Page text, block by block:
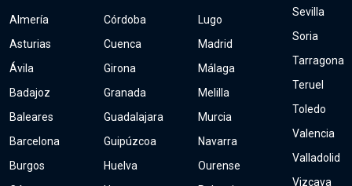
Almería
Asturias
Ávila
Badajoz
Baleares
Barcelona
Burgos
Córdoba
Cuenca
Girona
Granada
Guadalajara
Guipúzcoa
Huelva
Lugo
Madrid
Málaga
Melilla
Murcia
Navarra
Ourense
Sevilla
Soria
Tarragona
Teruel
Toledo
Valencia
Valladolid
Vizcaya